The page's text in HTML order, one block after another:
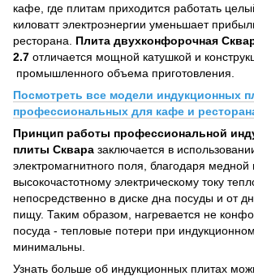
кафе, где плитам приходится работать
киловатт электроэнергии уменьшает
ресторана. Плита двухконфорочная
2.7 отличается мощной катушкой и
промышленного объема приготовления.
Посмотреть все модели индукционных
профессиональных для кафе и
Принцип работы профессиональной
плиты Сквара заключается в
электромагнитного поля, благодаря медной
высокочастотному электрическому току
непосредственно в диске дна посуды и от
пищу. Таким образом, нагревается не
посуда - тепловые потери при
минимальны.
Узнать больше об индукционных плитах